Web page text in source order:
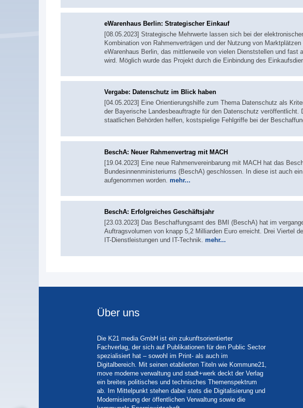
eWarenhaus Berlin: Strategischer Einkauf
[08.05.2023] Strategische Mehrwerte lassen sich bei der
Kombination von Rahmenverträgen und der Nutzung von
eWarenhaus Berlin, das mittlerweile von vielen Dienststellen und fast
wird. Möglich wurde das Projekt durch die Einbindung des
Vergabe: Datenschutz im Blick haben
[04.05.2023] Eine Orientierungshilfe zum Thema Datenschutz als
der Bayerische Landesbeauftragte für den Datenschutz veröffentlicht.
staatlichen Behörden helfen, kostspielige Fehlgriffe bei der
BeschA: Neuer Rahmenvertrag mit MACH
[19.04.2023] Eine neue Rahmenvereinbarung mit MACH hat das
Bundesinnenministeriums (BeschA) geschlossen. In diese ist auch
aufgenommen worden. mehr...
BeschA: Erfolgreiches Geschäftsjahr
[23.03.2023] Das Beschaffungsamt des BMI (BeschA) hat im
Auftragsvolumen von knapp 5,2 Milliarden Euro erreicht. Drei Viertel
IT-Dienstleistungen und IT-Technik. mehr...
Über uns
Die K21 media GmbH ist ein zukunftsorientierter
Fachverlag, der sich auf Publikationen für den Public Sector
spezialisiert hat – sowohl im Print- als auch im
Digitalbereich. Mit seinen etablierten Titeln wie Kommune21,
move moderne verwaltung und stadt+werk deckt der Verlag
ein breites politisches und technisches Themenspektrum
ab. Im Mittelpunkt stehen dabei stets die Digitalisierung und
Modernisierung der öffentlichen Verwaltung sowie die